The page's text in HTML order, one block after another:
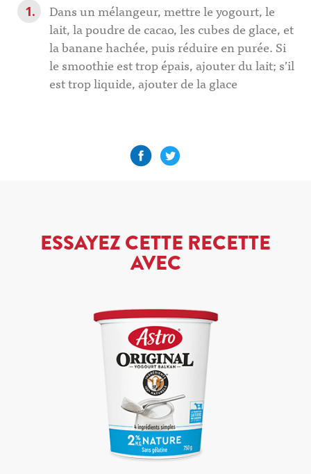
Dans un mélangeur, mettre le yogourt, le
lait, la poudre de cacao, les cubes de glace, et
la banane hachée, puis réduire en purée. Si
le smoothie est trop épais, ajouter du lait; s’il
est trop liquide, ajouter de la glace
ESSAYEZ CETTE RECETTE
AVEC